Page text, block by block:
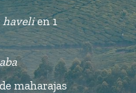
havelien 1
maharajas